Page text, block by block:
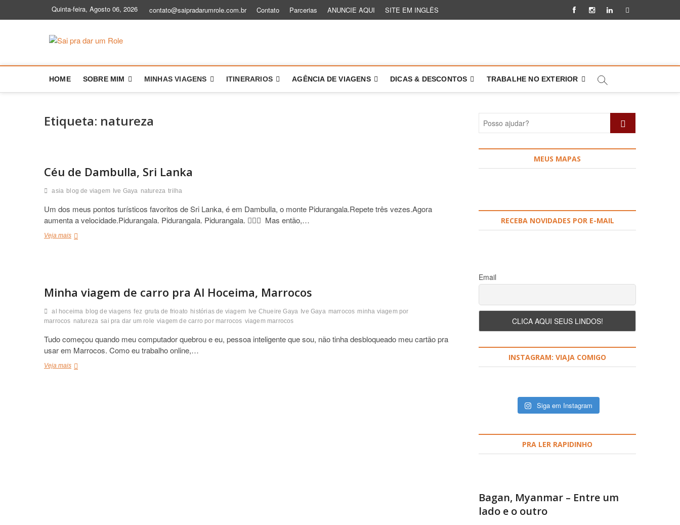
Quinta-feira, Agosto 06, 2026 contato@saipradarumrole.com.br Contato Parcerias ANUNCIE AQUI SITE EM INGLÊS FacebookInstagramLinkedinPinterest
HOME SOBRE MIM MINHAS VIAGENS ITINERARIOS AGÊNCIA DE VIAGENS DICAS & DESCONTOS TRABALHE NO EXTERIOR
Etiqueta: natureza
Céu de Dambulla, Sri Lanka
asia blog de viagem Ive Gaya natureza trilha
Um dos meus pontos turísticos favoritos de Sri Lanka, é em Dambulla, o monte Pidurangala.Repete três vezes.Agora
aumenta a velocidade.Pidurangala. Pidurangala. Pidurangala. 🤦🏽‍♀️ Mas então,…
Veja maisCéu
Minha viagem de carro pra Al Hoceima, Marrocos
al hoceima blog de viagens fez gruta de frioato histórias de viagem Ive Chueire Gaya Ive Gaya marrocos minha viagem por
marrocos natureza sai pra dar um role viagem de carro por marrocos viagem marrocos
Tudo começou quando meu computador quebrou e eu, pessoa inteligente que sou, não tinha desbloqueado meu cartão pra
usar em Marrocos. Como eu trabalho online,…
Veja maisMinha
ajudar?
MEUS MAPAS
RECEBA NOVIDADES POR E-MAIL
Email
INSTAGRAM: VIAJA COMIGO
Siga em Instagram
PRA LER RAPIDINHO
Bagan, Myanmar – Entre um
lado e o outro